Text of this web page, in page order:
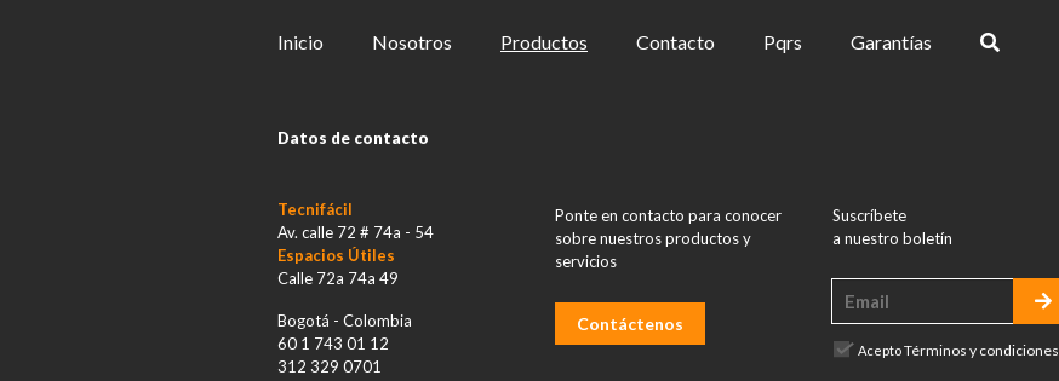
Inicio Nosotros Productos Contacto Pqrs Garantías
Datos de contacto
Tecnifácil
Av. calle 72 # 74a - 54
Espacios Útiles
Calle 72a 74a 49
Bogotá - Colombia
60 1 743 01 12
312 329 0701
Ponte en contacto para conocer
sobre nuestros productos y
servicios
Contáctenos
Suscríbete
a nuestro boletín
AceptoTérminos y condiciones